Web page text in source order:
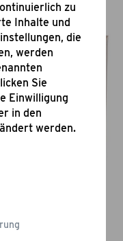
zu
Inhalte und
die
werden
Sie
Einwilligung
in den
werden.